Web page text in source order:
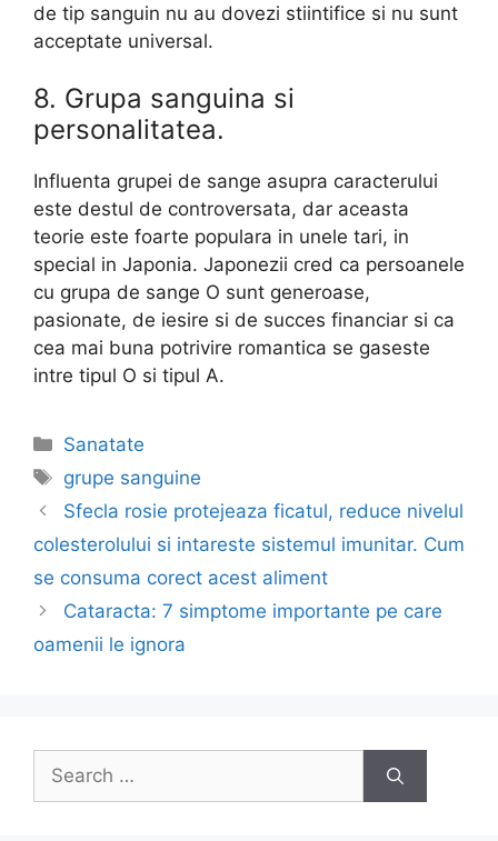
de tip sanguin nu au dovezi stiintifice si nu sunt
acceptate universal.
8. Grupa sanguina si
personalitatea.
Influenta grupei de sange asupra caracterului
este destul de controversata, dar aceasta
teorie este foarte populara in unele tari, in
special in Japonia. Japonezii cred ca persoanele
cu grupa de sange O sunt generoase,
pasionate, de iesire si de succes financiar si ca
cea mai buna potrivire romantica se gaseste
intre tipul O si tipul A.
Categories
Sanatate
Tags
grupe sanguine
Post
navigation
Sfecla rosie protejeaza ficatul, reduce nivelul
colesterolului si intareste sistemul imunitar. Cum
se consuma corect acest aliment
Cataracta: 7 simptome importante pe care
oamenii le ignora
Search
for: